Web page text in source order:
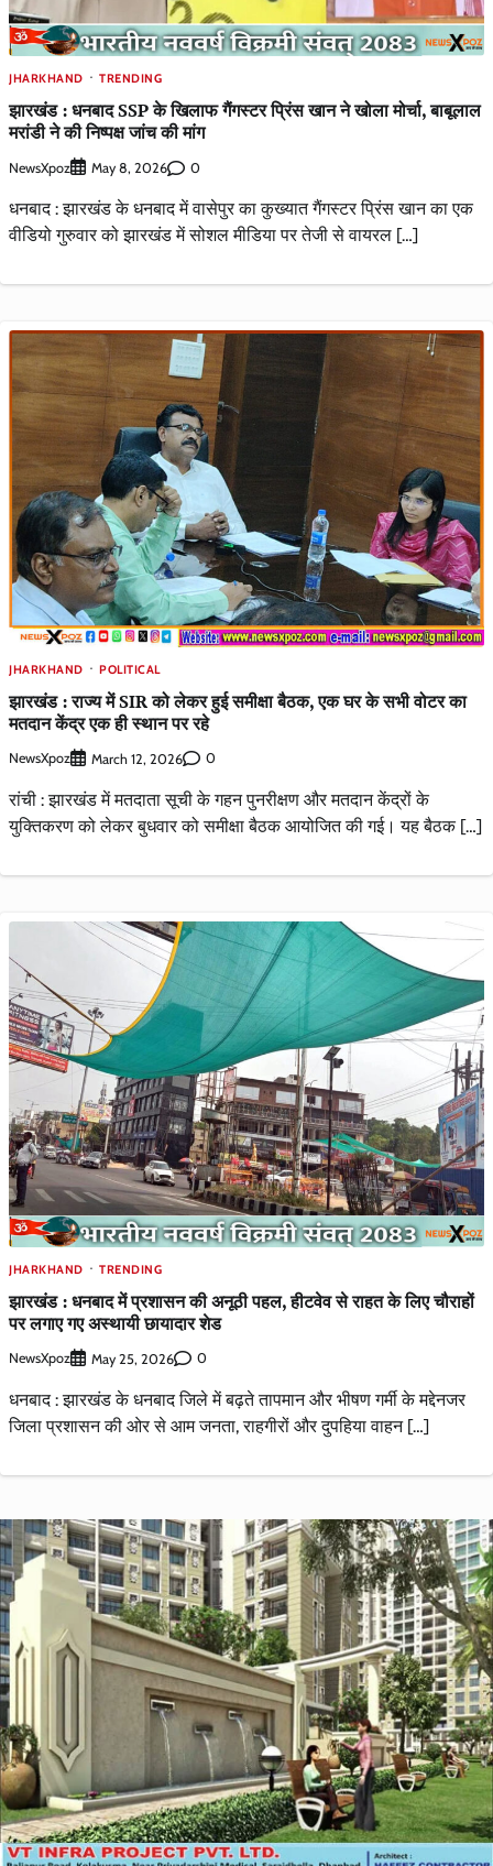
JHARKHAND TRENDING
झारखंड : धनबाद SSP के खिलाफ गैंगस्टर प्रिंस खान ने खोला मोर्चा, बाबूलाल
मरांडी ने की निष्पक्ष जांच की मांग
NewsXpoz May 8, 2026 0
धनबाद : झारखंड के धनबाद में वासेपुर का कुख्यात गैंगस्टर प्रिंस खान का एक
वीडियो गुरुवार को झारखंड में सोशल मीडिया पर तेजी से वायरल […]
JHARKHAND POLITICAL
झारखंड : राज्य में SIR को लेकर हुई समीक्षा बैठक, एक घर के सभी वोटर का
मतदान केंद्र एक ही स्थान पर रहे
NewsXpoz March 12, 2026 0
रांची : झारखंड में मतदाता सूची के गहन पुनरीक्षण और मतदान केंद्रों के
युक्तिकरण को लेकर बुधवार को समीक्षा बैठक आयोजित की गई। यह बैठक […]
JHARKHAND TRENDING
झारखंड : धनबाद में प्रशासन की अनूठी पहल, हीटवेव से राहत के लिए चौराहों
पर लगाए गए अस्थायी छायादार शेड
NewsXpoz May 25, 2026 0
धनबाद : झारखंड के धनबाद जिले में बढ़ते तापमान और भीषण गर्मी के मद्देनजर
जिला प्रशासन की ओर से आम जनता, राहगीरों और दुपहिया वाहन […]